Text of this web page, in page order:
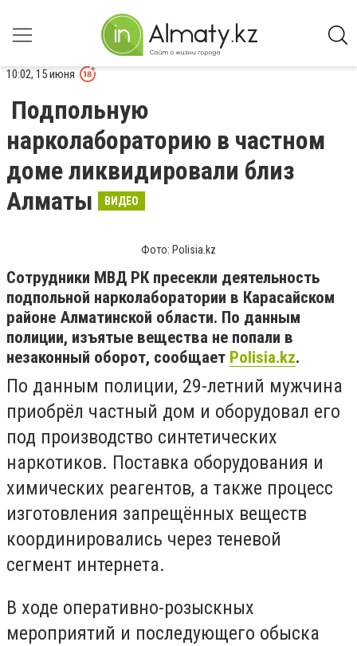
10:02, 15 июня
Подпольную
нарколабораторию в частном
доме ликвидировали близ
Алматы
ВИДЕО
Фото: Polisia.kz
Сотрудники МВД РК пресекли деятельность
подпольной нарколаборатории в Карасайском
районе Алматинской области. По данным
полиции, изъятые вещества не попали в
незаконный оборот, сообщает Polisia.kz.
По данным полиции, 29-летний мужчина
приобрёл частный дом и оборудовал его
под производство синтетических
наркотиков. Поставка оборудования и
химических реагентов, а также процесс
изготовления запрещённых веществ
координировались через теневой
сегмент интернета.
В ходе оперативно-розыскных
мероприятий и последующего обыска